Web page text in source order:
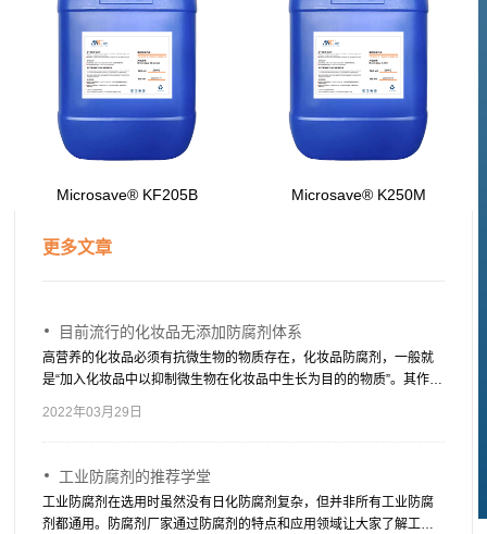
Microsave® KF205B Microsave® K250M
更多文章
目前流行的化妆品无添加防腐剂体系
高营养的化妆品必须有抗微生物的物质存在，化妆品防腐剂，一般就
是“加入化妆品中以抑制微生物在化妆品中生长为目的的物质”。其作用
是防止化妆品在生产、使用及保质期内发生腐败变质，损害消费者的
2022年03月29日
工业防腐剂的推荐学堂
工业防腐剂在选用时虽然没有日化防腐剂复杂，但并非所有工业防腐
剂都通用。防腐剂厂家通过防腐剂的特点和应用领域让大家了解工业